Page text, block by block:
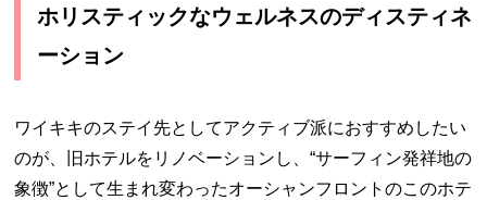
ホリスティックなウェルネスのディスティネ
ーション
ワイキキのステイ先としてアクティブ派におすすめしたい
のが、旧ホテルをリノベーションし、“サーフィン発祥地の
象徴”として生まれ変わったオーシャンフロントのこのホテ